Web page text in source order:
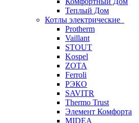
Теплый Дом
Котлы электрические
Protherm
Vaillant
STOUT
Kospel
ZOTA
Ferroli
РЭКО
SAVITR
Thermo Trust
Элемент Комфорта
MIDEA